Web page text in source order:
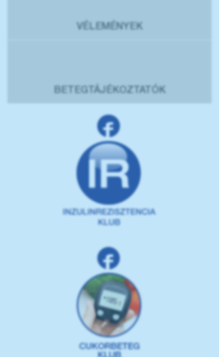
VÉLEMÉNYEK
BETEGTÁJÉKOZTATÓK